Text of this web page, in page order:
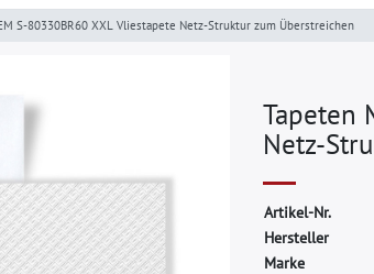
S-80330BR60 XXL Vliestapete Netz-Struktur zum Überstreichen
Tapeten
Netz-
Artikel-Nr.
Hersteller
Marke